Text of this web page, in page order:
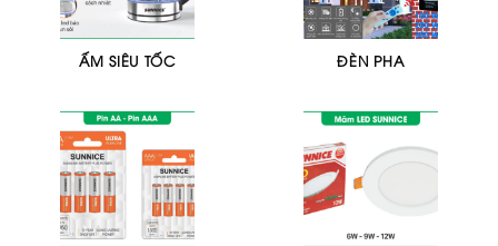
ẤM SIÊU TỐC ĐÈN PHA